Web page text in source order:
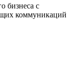
бизнеса с
коммуникаций